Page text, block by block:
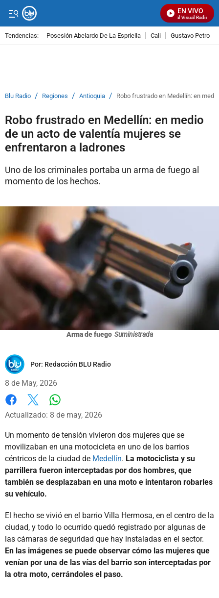
EN VIVO
Señal Visual Radio
Tendencias: Posesión Abelardo De La Espriella Cali Gustavo Petro
Blu Radio / Regiones / Antioquia / Robo frustrado en Medellín: en
Robo frustrado en Medellín: en medio
de un acto de valentía mujeres se
enfrentaron a ladrones
Uno de los criminales portaba un arma de fuego al
momento de los hechos.
Arma de fuego Suministrada
Por: Redacción BLU Radio
8 de May, 2026
Facebook
X
Actualizado: 8 de may, 2026
Un momento de tensión vivieron dos mujeres que se
movilizaban en una motocicleta en uno de los barrios
céntricos de la ciudad de Medellín. La motociclista y su
parrillera fueron interceptadas por dos hombres, que
también se desplazaban en una moto e intentaron robarles
su vehículo.
El hecho se vivió en el barrio Villa Hermosa, en el centro de la
ciudad, y todo lo ocurrido quedó registrado por algunas de
las cámaras de seguridad que hay instaladas en el sector.
En las imágenes se puede observar cómo las mujeres que
venían por una de las vías del barrio son interceptadas por
la otra moto, cerrándoles el paso.